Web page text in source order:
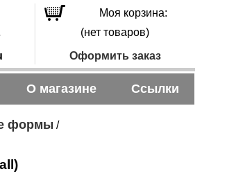
Моя корзина:
(нет товаров)
Оформить заказ
О магазине Ссылки
формы /